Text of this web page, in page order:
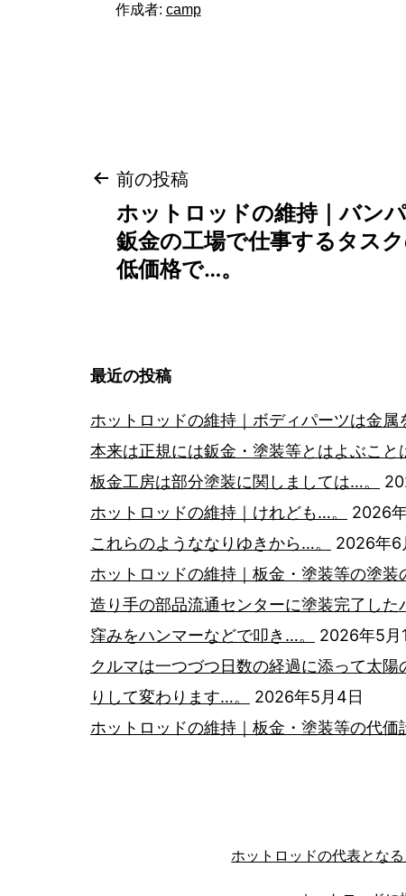
作成者: camp
投
稿
ナ
ゲ
ー
シ
ョ
ン
前の投稿
ホットロッドの維持｜バン
鈑金の工場で仕事するタス
低価格で…。
最近の投稿
ホットロッドの維持｜ボディパーツは金
本来は正規には鈑金・塗装等とはよぶこ
板金工房は部分塗装に関しましては…。
ホットロッドの維持｜けれども…。
2026
これらのようななりゆきから…。
2026年6
ホットロッドの維持｜板金・塗装等の塗装
造り手の部品流通センターに塗装完了し
窪みをハンマーなどで叩き…。
2026年5月
クルマは一つづつ日数の経過に添って太
りして変わります…。
2026年5月4日
ホットロッドの維持｜板金・塗装等の代
ホットロッドの代表とな